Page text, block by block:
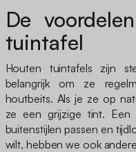
De
tuintafel
Houten tuintafels zijn
belangrijk om ze
houtbeits. Als je ze op
ze een grijzige tint.
buitenstijlen passen en
wilt, hebben we ook